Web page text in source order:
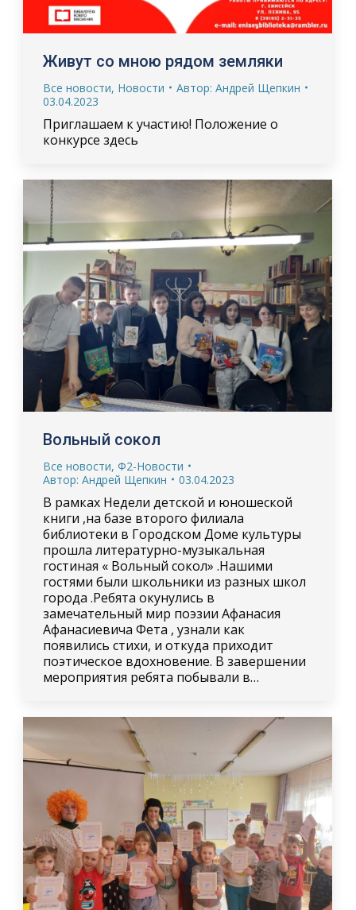
Живут со мною рядом земляки
Все новости, Новости Автор: Андрей Щепкин
03.04.2023
Приглашаем к участию! Положение о
конкурсе здесь
Вольный сокол
Все новости, Ф2-Новости
Автор: Андрей Щепкин 03.04.2023
В рамках Недели детской и юношеской
книги ,на базе второго филиала
библиотеки в Городском Доме культуры
прошла литературно-музыкальная
гостиная « Вольный сокол» .Нашими
гостями были школьники из разных школ
города .Ребята окунулись в
замечательный мир поэзии Афанасия
Афанасиевича Фета , узнали как
появились стихи, и откуда приходит
поэтическое вдохновение. В завершении
мероприятия ребята побывали в…